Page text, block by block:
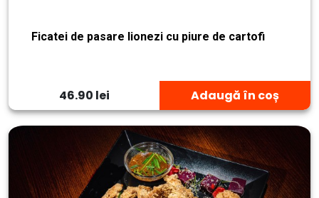
Ficatei de pasare lionezi cu piure de cartofi
46.90 lei Adaugă în coș